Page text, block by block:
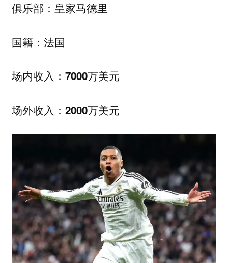
俱乐部：皇家马德里
国籍：法国
场内收入：7000万美元
场外收入：2000万美元